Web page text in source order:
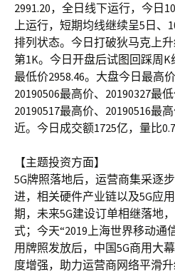
2991.20，全日线下运行，今日
上运行，短期均线继续呈5日、
排列状态。今日打破狄马克上
第1K。今日开盘后试图回踩周K
最低价2958.46。大盘今日最高
20190506最高价、20190327最
20190517最高价、20190516最
近。今日成交额1725亿，量比
【主题投资方面】
5G牌照落地后，运营商集采逐
进，相关硬件产业链以及5G应
期，未来5G建设订单相继落地
式；今天“2019上海世界移动通
用牌照发放后，中国5G商用大
度增强，助力运营商网络平滑